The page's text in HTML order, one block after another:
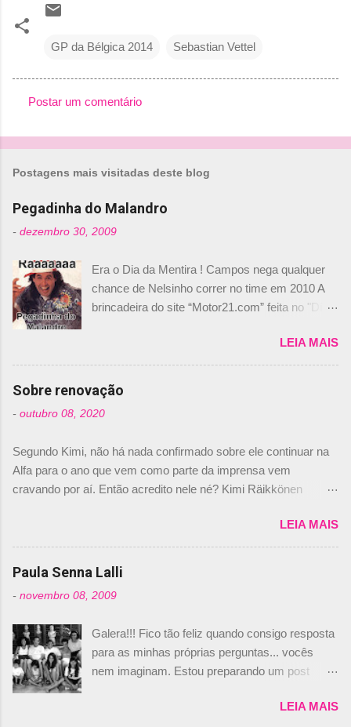
GP da Bélgica 2014 Sebastian Vettel
o
n
t
r
i
o
Postar um comentário
Postagens mais visitadas deste blog
Pegadinha do Malandro
- dezembro 30, 2009
Era o Dia da Mentira ! Campos nega qualquer
chance de Nelsinho correr no time em 2010 A
brincadeira do site “Motor21.com” feita no "Día
de abril –, afirmando que Nelson Piquet havia
comprado 15% das ações da Campos, dando,
com isso, um lugar no time a Nelsinho Piquet,
foi esclarecida de uma vez por todas por
Daniele Audetto, diretor da escuderia. O
não será o companheiro de Bruno Senna em
2010. "Na verdade, nós recebemos uma oferta
de Piquet", admitiu Audetto. “Mas depois de ter
dois brasileiros”, explicou, dizendo ainda que
não tem nada contra o filho do tricampeão
Nelson Piquet. “Ele é um bom piloto, rápido e
experiente.” Audetto disse ainda que a suposta
não corresponde à realidade. “O suposto 15%
de investimento seria menor do que aquilo que
outros pilotos podem trazer: italianos, r...
LEIA MAIS
Sobre renovação
- outubro 08, 2020
Segundo Kimi, não há nada confirmado sobre ele continuar na
Alfa para o ano que vem como parte da imprensa vem
cravando por aí. Então acredito nele né? Kimi Räikkönen
truth but I’ve never had an option in my contract so that’s
should, pretty much, tell you that it’s not true." #Kimi7 #EifelGP
#AlfaRomeoRacing pic.twitter.com/77EDVn39Ia — Kimi
Romain falando sobre o fato do Iceman estar há tantos anos na
@RGrosjean ! #EifelGP 🇩🇪 #F1
pic.twitter.com/GSAu1LWnwW — Formula 1 (@F1) October 8,
2020 Beijinhos, Ludy
LEIA MAIS
Paula Senna Lalli
- novembro 08, 2009
Galera!!! Fico tão feliz quando consigo resposta
para as minhas próprias perguntas... vocês
nem imaginam. Estou preparando um post
nunca falei sobre ela, aqui no Octeto. No meio
LEIA MAIS